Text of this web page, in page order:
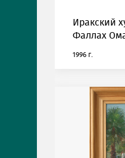
Иракский
Фаллах
1996 г.